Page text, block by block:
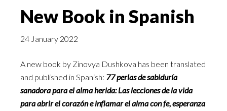
New Book in Spanish
24 January 2022
A new book by Zinovya Dushkova has been translated
and published in Spanish: 77 perlas de sabiduría
sanadora para el alma herida: Las lecciones de la vida
para abrir el corazón e inflamar el alma con fe, esperanza